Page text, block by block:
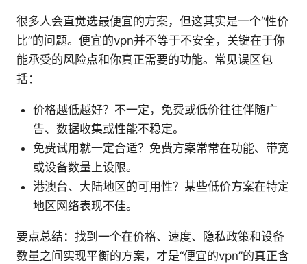
很多人会直觉选最便宜的方案，但这其实是一个“性价
比”的问题。便宜的vpn并不等于不安全，关键在于你
能承受的风险点和你真正需要的功能。常见误区包
括：
价格越低越好？不一定，免费或低价往往伴随广
告、数据收集或性能不稳定。
免费试用就一定合适？免费方案常常在功能、带宽
或设备数量上设限。
港澳台、大陆地区的可用性？某些低价方案在特定
地区网络表现不佳。
要点总结：找到一个在价格、速度、隐私政策和设备
数量之间实现平衡的方案，才是“便宜的vpn”的真正含